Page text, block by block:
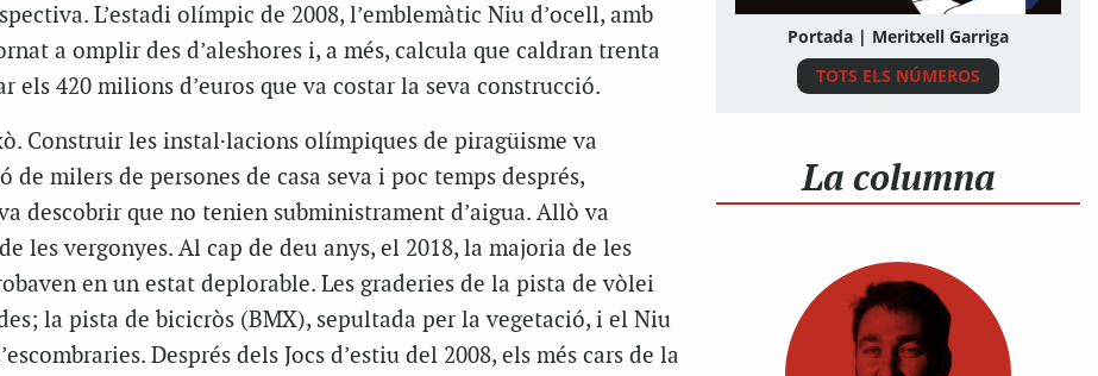
L’estadi olímpic de 2008, l’emblemàtic Niu d’ocell, amb
a omplir des d’aleshores i, a més, calcula que caldran trenta
els 420 milions d’euros que va costar la seva construcció.
Construir les instal·lacions olímpiques de piragüisme va
de milers de persones de casa seva i poc temps després,
descobrir que no tenien subministrament d’aigua. Allò va
les vergonyes. Al cap de deu anys, el 2018, la majoria de les
en un estat deplorable. Les graderies de la pista de vòlei
la pista de bicicròs (BMX), sepultada per la vegetació, i el Niu
Després dels Jocs d’estiu del 2008, els més cars de la
Portada | Meritxell Garriga
TOTS ELS NÚMEROS
La columna